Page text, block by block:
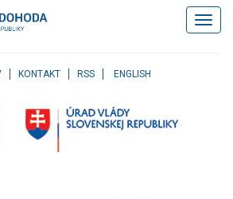
KONTAKT RSS ENGLISH